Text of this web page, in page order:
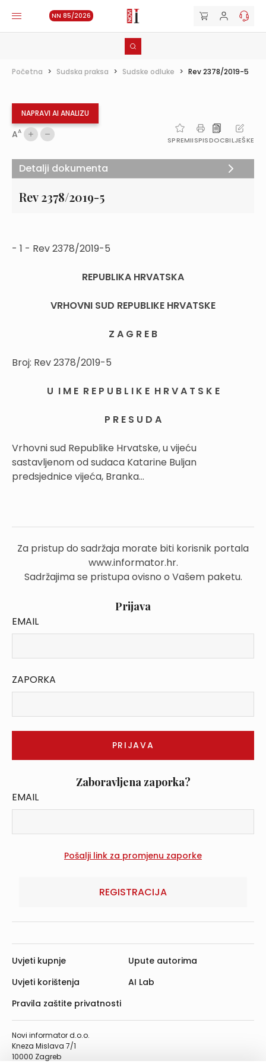
NN 85/2026
Početna > Sudska praksa > Sudske odluke > Rev 2378/2019-5
NAPRAVI AI ANALIZU
AA
SPREMIISPISDOCBILJEŠKE
Rev 2378/2019-5
- 1 - Rev 2378/2019-5
REPUBLIKA HRVATSKA
VRHOVNI SUD REPUBLIKE HRVATSKE
Z A G R E B
Broj: Rev 2378/2019-5
U I M E R E P U B L I K E H R V A T S K E
P R E S U D A
Vrhovni sud Republike Hrvatske, u vijeću
sastavljenom od sudaca Katarine Buljan
predsjednice vijeća, Branka...
Za pristup do sadržaja morate biti korisnik portala
www.informator.hr.
Sadržajima se pristupa ovisno o Vašem paketu.
Prijava
EMAIL
ZAPORKA
Zaboravljena zaporka?
EMAIL
REGISTRACIJA
Detalji dokumenta
Novi informator d.o.o.
Kneza Mislava 7/1
10000 Zagreb
Uvjeti kupnje
Uvjeti korištenja
Pravila zaštite privatnosti
Upute autorima
AI Lab